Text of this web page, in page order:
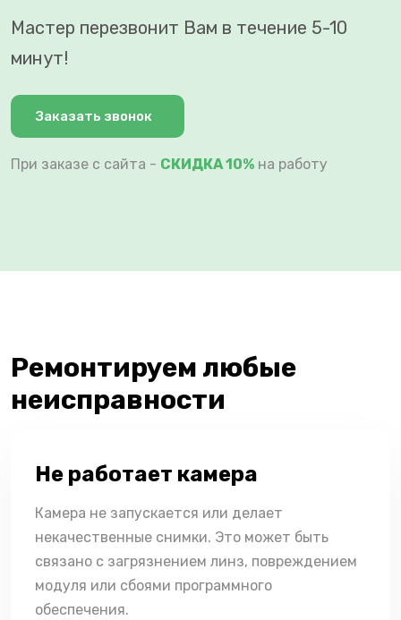
Мастер перезвонит Вам в течение 5-10
минут!
Заказать звонок
При заказе с сайта - СКИДКА 10% на работу
Ремонтируем любые
неисправности
Не работает камера
Камера не запускается или делает
некачественные снимки. Это может быть
связано с загрязнением линз, повреждением
модуля или сбоями программного
обеспечения.